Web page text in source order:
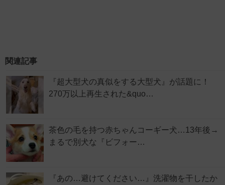
関連記事
『超大型犬の真似をする大型犬』が話題に！
270万以上再生された&quo…
茶色の毛を持つ赤ちゃんコーギー犬…13年後→
まるで別犬な『ビフォー…
『あの…避けてください…』洗濯物を干したか